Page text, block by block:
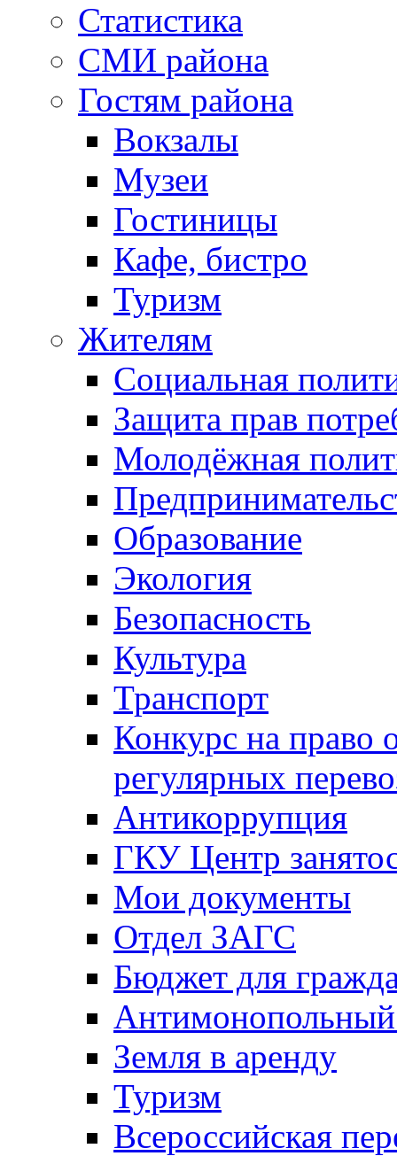
Статистика
СМИ района
Гостям района
Вокзалы
Музеи
Гостиницы
Кафе, бистро
Туризм
Жителям
Социальная
Защита прав
Молодёжная
Образование
Экология
Безопасность
Культура
Транспорт
Конкурс на право
регулярных
Антикоррупция
ГКУ Центр
Мои документы
Отдел ЗАГС
Бюджет для
Антимонопольный
Земля в аренду
Туризм
Всероссийская